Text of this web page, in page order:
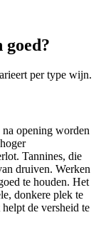
per type wijn.
opening worden
Tannines, die
druiven. Werken
te houden. Het
donkere plek te
de versheid te